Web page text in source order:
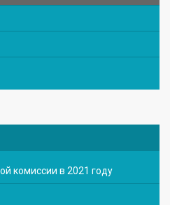
комиссии в 2021 году